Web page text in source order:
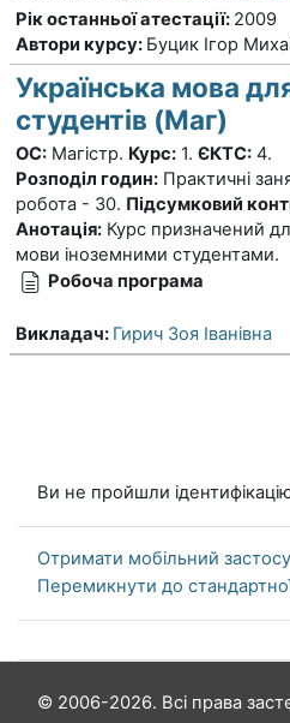
Рік останньої атестації: 2009
Автори курсу: Буцик Ігор
Українська мова
студентів (Маг)
ОС: Магістр. Курс: 1. ЄКТС: 4.
Розподіл годин: Практичні
робота - 30. Підсумковий
Анотація: Курс призначений
мови іноземними студентами.
Робоча програма
Викладач: Гирич Зоя Іванівна
Ви не пройшли
Отримати мобільний
Перемикнути до
© 2006-2026. Всі права